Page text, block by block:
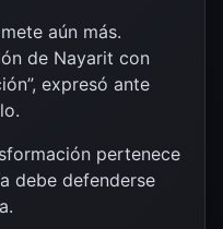
aún más.
de Nayarit con
expresó ante
pertenece
debe defenderse